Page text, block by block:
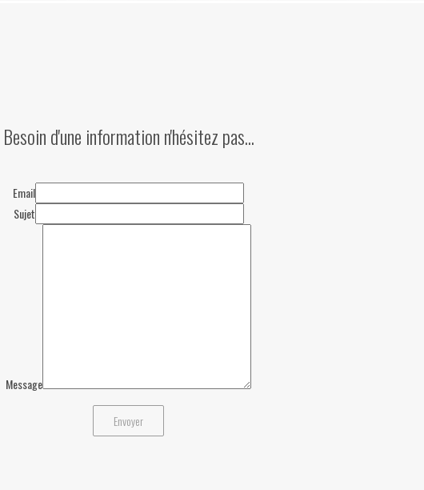
Besoin d'une information n'hésitez pas...
Email
Sujet
Message